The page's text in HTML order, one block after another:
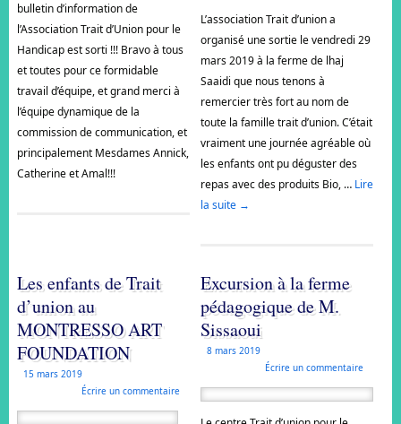
bulletin d’information de
l’Association Trait d’Union pour le
Handicap est sorti !!! Bravo à tous
et toutes pour ce formidable
travail d’équipe, et grand merci à
l’équipe dynamique de la
commission de communication, et
principalement Mesdames Annick,
Catherine et Amal!!!
L’association Trait d’union a
organisé une sortie le vendredi 29
mars 2019 à la ferme de lhaj
Saaidi que nous tenons à
remercier très fort au nom de
toute la famille trait d’union. C’était
vraiment une journée agréable où
les enfants ont pu déguster des
repas avec des produits Bio, … Lire
la suite →
Les enfants de Trait
d’union au
MONTRESSO ART
FOUNDATION
15 mars 2019
Écrire un commentaire
Excursion à la ferme
pédagogique de M.
Sissaoui
8 mars 2019
Écrire un commentaire